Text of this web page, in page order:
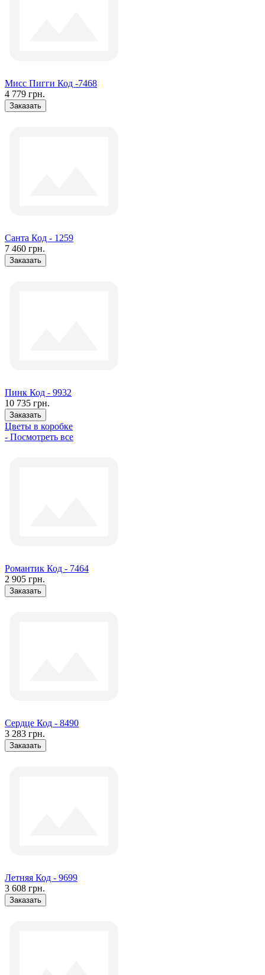
Мисс Пигги Код -7468
4 779 грн.
Заказать
Санта Код - 1259
7 460 грн.
Заказать
Пинк Код - 9932
10 735 грн.
Заказать
Цветы в коробке
- Посмотреть все
Романтик Код - 7464
2 905 грн.
Заказать
Сердце Код - 8490
3 283 грн.
Заказать
Летняя Код - 9699
3 608 грн.
Заказать